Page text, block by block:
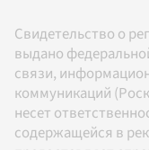
Свидетельство о
выдано
связи,
коммуникаций
несет
содержащейся в